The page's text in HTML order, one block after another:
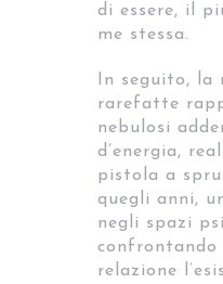
di essere, il
me stessa.
In seguito, la
rarefatte
nebulosi
d’energia,
pistola a
quegli anni,
negli spazi
confrontando
relazione